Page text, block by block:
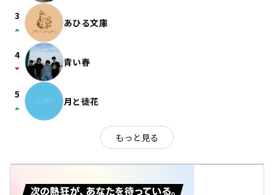
3
arrow_drop_up あひる文庫
4
arrow_drop_down 青い春
5
arrow_drop_up 月と徒花
もっと見る